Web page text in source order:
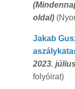
oldal)
Jakab
2023.
folyóirat)